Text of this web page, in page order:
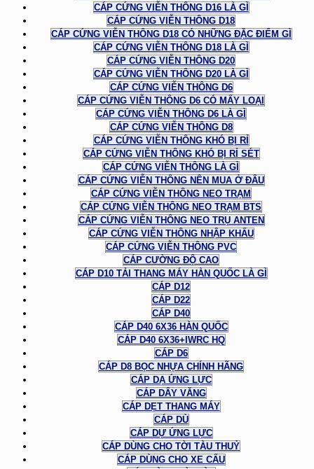
CÁP CỨNG VIỄN THÔNG D16 LÀ GÌ
CÁP CỨNG VIỄN THÔNG D18
CÁP CỨNG VIỄN THÔNG D18 CÓ NHỮNG ĐẶC ĐIỂM GÌ
CÁP CỨNG VIỄN THÔNG D18 LÀ GÌ
CÁP CỨNG VIỄN THÔNG D20
CÁP CỨNG VIỄN THÔNG D20 LÀ GÌ
CÁP CỨNG VIỄN THÔNG D6
CÁP CỨNG VIỄN THÔNG D6 CÓ MẤY LOẠI
CÁP CỨNG VIỄN THÔNG D6 LÀ GÌ
CÁP CỨNG VIỄN THÔNG D8
CÁP CỨNG VIỄN THÔNG KHÓ BỊ RỈ
CÁP CỨNG VIỄN THÔNG KHÓ BỊ RỈ SÉT
CÁP CỨNG VIỄN THÔNG LÀ GÌ
CÁP CỨNG VIỄN THÔNG NÊN MUA Ở ĐÂU
CÁP CỨNG VIỄN THÔNG NEO TRẠM
CÁP CỨNG VIỄN THÔNG NEO TRẠM BTS
CÁP CỨNG VIỄN THÔNG NEO TRỤ ANTEN
CÁP CỨNG VIỄN THÔNG NHẬP KHẨU
CÁP CỨNG VIỄN THÔNG PVC
CÁP CƯỜNG ĐỘ CAO
CÁP D10 TẢI THANG MÁY HÀN QUỐC LÀ GÌ
CÁP D12
CÁP D22
CÁP D40
CÁP D40 6X36 HÀN QUỐC
CÁP D40 6X36+IWRC HQ
CÁP D6
CÁP D8 BỌC NHỰA CHÍNH HÃNG
CÁP DẠ ỨNG LỰC
CÁP DÂY VĂNG
CÁP DẸT THANG MÁY
CÁP DÙ
CÁP DỰ ỨNG LỰC
CÁP DÙNG CHO TỜI TÀU THUỶ
CÁP DÙNG CHO XE CẨU